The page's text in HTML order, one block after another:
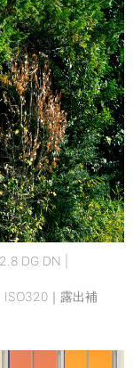
DG DN |
｜露出補